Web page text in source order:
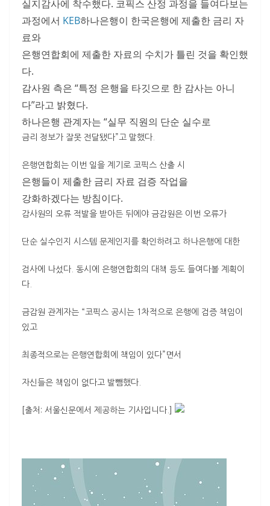
실지감사에 착수했다. 코픽스 산정 과정을 들여다보는
과정에서 KEB하나은행이 한국은행에 제출한 금리 자
료와
은행연합회에 제출한 자료의 수치가 틀린 것을 확인했
다.
감사원 측은 “특정 은행을 타깃으로 한 감사는 아니
다”라고 밝혔다.
하나은행 관계자는 “실무 직원의 단순 실수로
금리 정보가 잘못 전달됐다”고 말했다.
은행연합회는 이번 일을 계기로 코픽스 산출 시
은행들이 제출한 금리 자료 검증 작업을
강화하겠다는 방침이다.
감사원의 오류 적발을 받아든 뒤에야 금감원은 이번 오류가
단순 실수인지 시스템 문제인지를 확인하려고 하나은행에 대한
검사에 나섰다. 동시에 은행연합회의 대책 등도 들여다볼 계획이
다.
금감원 관계자는 “코픽스 공시는 1차적으로 은행에 검증 책임이
있고
최종적으로는 은행연합회에 책임이 있다”면서
자신들은 책임이 없다고 발뺌했다.
[출처: 서울신문에서 제공하는 기사입니다.]